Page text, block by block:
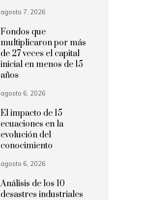
agosto 7, 2026
Fondos que
multiplicaron por más
de 27 veces el capital
inicial en menos de 15
años
agosto 6, 2026
El impacto de 15
ecuaciones en la
evolución del
conocimiento
agosto 6, 2026
Análisis de los 10
desastres industriales